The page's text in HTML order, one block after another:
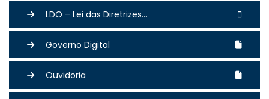
LDO – Lei das Diretrizes...
Governo Digital
Ouvidoria